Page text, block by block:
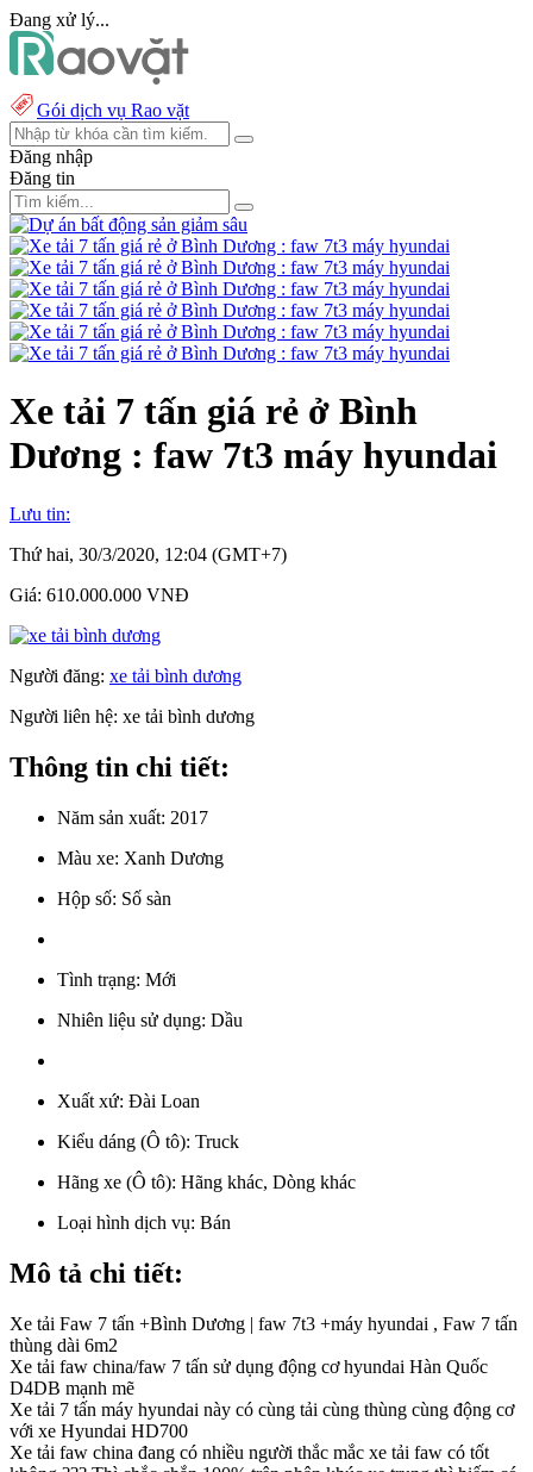
Đang xử lý...
Gói dịch vụ Rao vặt
Đăng nhập
Đăng tin
Xe tải 7 tấn giá rẻ ở Bình
Dương : faw 7t3 máy hyundai
Lưu tin:
Thứ hai, 30/3/2020, 12:04 (GMT+7)
Giá: 610.000.000 VNĐ
Người đăng: xe tải bình dương
Người liên hệ: xe tải bình dương
Thông tin chi tiết:
Năm sản xuất: 2017
Màu xe: Xanh Dương
Hộp số: Số sàn
Tình trạng: Mới
Nhiên liệu sử dụng: Dầu
Xuất xứ: Đài Loan
Kiểu dáng (Ô tô): Truck
Hãng xe (Ô tô): Hãng khác, Dòng khác
Loại hình dịch vụ: Bán
Mô tả chi tiết:
Xe tải Faw 7 tấn +Bình Dương | faw 7t3 +máy hyundai , Faw 7 tấn
thùng dài 6m2
Xe tải faw china/faw 7 tấn sử dụng động cơ hyundai Hàn Quốc
D4DB mạnh mẽ
Xe tải 7 tấn máy hyundai này có cùng tải cùng thùng cùng động cơ
với xe Hyundai HD700
Xe tải faw china đang có nhiều người thắc mắc xe tải faw có tốt